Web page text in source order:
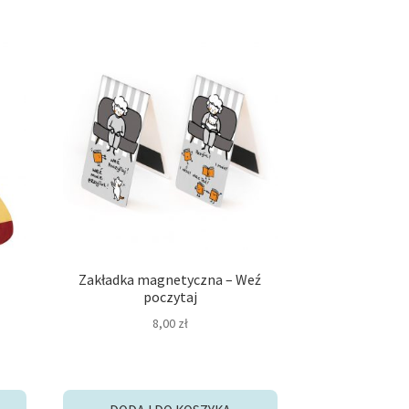
Zakładka magnetyczna – Weź
poczytaj
8,00 zł